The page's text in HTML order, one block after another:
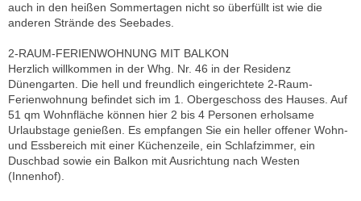
auch in den heißen Sommertagen nicht so überfüllt ist wie die
anderen Strände des Seebades.
2-RAUM-FERIENWOHNUNG MIT BALKON
Herzlich willkommen in der Whg. Nr. 46 in der Residenz
Dünengarten. Die hell und freundlich eingerichtete 2-Raum-
Ferienwohnung befindet sich im 1. Obergeschoss des Hauses. Auf
51 qm Wohnfläche können hier 2 bis 4 Personen erholsame
Urlaubstage genießen. Es empfangen Sie ein heller offener Wohn-
und Essbereich mit einer Küchenzeile, ein Schlafzimmer, ein
Duschbad sowie ein Balkon mit Ausrichtung nach Westen
(Innenhof).